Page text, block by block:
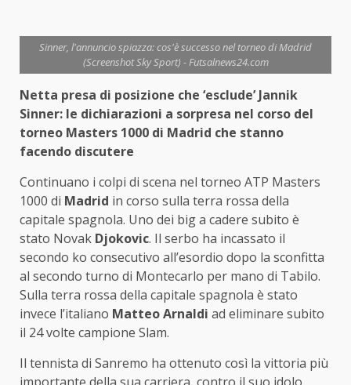
Sinner, l'annuncio spiazza: cos'è successo nel torneo di Madrid
(Screenshot Sky Sport) - Futsalnews24.com
Netta presa di posizione che ‘esclude’ Jannik
Sinner: le dichiarazioni a sorpresa nel corso del
torneo Masters 1000 di Madrid che stanno
facendo discutere
Continuano i colpi di scena nel torneo ATP Masters
1000 di Madrid in corso sulla terra rossa della
capitale spagnola. Uno dei big a cadere subito è
stato Novak Djokovic. Il serbo ha incassato il
secondo ko consecutivo all’esordio dopo la sconfitta
al secondo turno di Montecarlo per mano di Tabilo.
Sulla terra rossa della capitale spagnola è stato
invece l’italiano Matteo Arnaldi ad eliminare subito
il 24 volte campione Slam.
Il tennista di Sanremo ha ottenuto così la vittoria più